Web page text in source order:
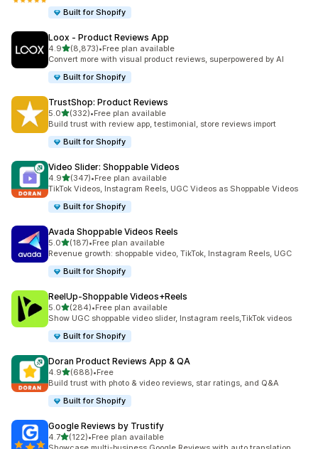
Built for Shopify
Loox ‑ Product Reviews App
4.9별 5개 중
(8,873)
총 리뷰 8873개
•Free plan available
Convert more with visual product reviews, superpowered by AI
Built for Shopify
TrustShop: Product Reviews
5.0별 5개 중
(332)
총 리뷰 332개
•Free plan available
Build trust with review app, testimonial, store reviews import
Built for Shopify
Video Slider: Shoppable Videos
4.9별 5개 중
(347)
총 리뷰 347개
•Free plan available
TikTok Videos, Instagram Reels, UGC Videos as Shoppable Videos
Built for Shopify
Avada Shoppable Videos Reels
5.0별 5개 중
(187)
총 리뷰 187개
•Free plan available
Revenue growth: shoppable video, TikTok, Instagram Reels, UGC
Built for Shopify
ReelUp‑Shoppable Videos+Reels
5.0별 5개 중
(284)
총 리뷰 284개
•Free plan available
Show UGC shoppable video slider, Instagram reels,TikTok videos
Built for Shopify
Doran Product Reviews App & QA
4.9별 5개 중
(688)
총 리뷰 688개
•Free
Build trust with photo & video reviews, star ratings, and Q&A
Built for Shopify
Google Reviews by Trustify
4.7별 5개 중
(122)
총 리뷰 122개
•Free plan available